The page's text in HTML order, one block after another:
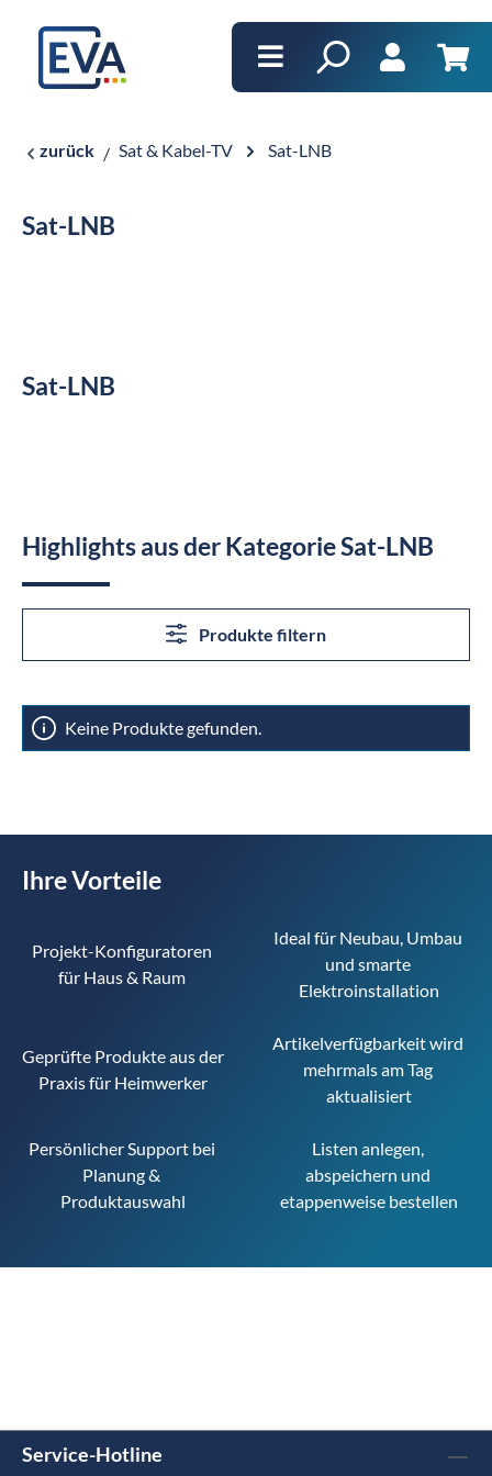
springen
zurück Sat & Kabel-TV Sat-LNB
Sat-LNB
Sat-LNB
Highlights aus der Kategorie Sat-LNB
Produkte filtern
Keine Produkte gefunden.
Ihre Vorteile
Projekt-Konfiguratoren
für Haus & Raum
Ideal für Neubau, Umbau
und smarte
Elektroinstallation
Geprüfte Produkte aus der
Praxis für Heimwerker
Artikelverfügbarkeit wird
mehrmals am Tag
aktualisiert
Persönlicher Support bei
Planung &
Produktauswahl
Listen anlegen,
abspeichern und
etappenweise bestellen
Service-Hotline